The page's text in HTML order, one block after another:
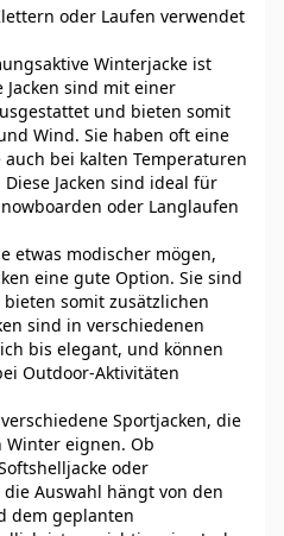
oder Laufen verwendet
Winterjacke ist
Jacken sind mit einer
und bieten somit
Wind. Sie haben oft eine
bei kalten Temperaturen
Jacken sind ideal für
oder Langlaufen
etwas modischer mögen,
eine gute Option. Sie sind
somit zusätzlichen
sind in verschiedenen
bis elegant, und können
Outdoor-Aktivitäten
Sportjacken, die
eignen. Ob
oder
Auswahl hängt von den
dem geplanten